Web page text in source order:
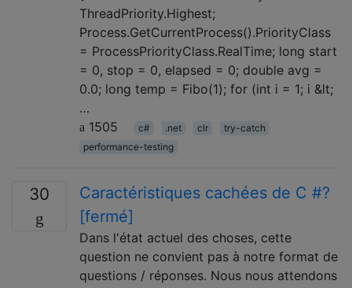
ThreadPriority.Highest;
Process.GetCurrentProcess().PriorityClass
= ProcessPriorityClass.RealTime; long start
= 0, stop = 0, elapsed = 0; double avg =
0.0; long temp = Fibo(1); for (int i = 1; i &lt;
…
1505
c# .net clr
try-catch
performance-testing
30
Caractéristiques cachées de C #?
[fermé]
Dans l'état actuel des choses, cette
question ne convient pas à notre format de
questions / réponses. Nous nous attendons